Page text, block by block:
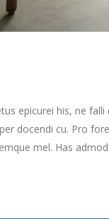
epicurei his, ne
docendi cu. Pro
mel. Has